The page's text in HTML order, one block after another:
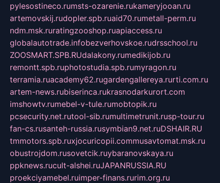
pylesostineco.rumsts-ozarenie.rukameryjooan.ru
artemovskij.rudopler.spb.ruaid70.rumetall-perm.ru
ndm.msk.ruratingzooshop.ruapiaccess.ru
globalautotrade.infobezverhovskoe.rudrsschool.ru
ZOOSMART.SPB.RUdalakony.rumedikijob.ru
remontt.spb.ruphotostudia.spb.rumyragon.ru
terramia.ruacademy62.rugardengallereya.rurti.com.ru
artem-news.rubiserinca.rukrasnodarkurort.com
imshowtv.rumebel-v-tule.rumobtopik.ru
pcsecurity.net.rutool-sib.rumultimetrunit.rusp-tour.ru
fan-cs.rusanteh-russia.rusymbian9.net.ruDSHAIR.RU
tmmotors.spb.ruxjocuricopii.commusavtomat.msk.ru
obustrojdom.rusovetcik.ruybaranovskaya.ru
ppknews.rucult-alshei.ruJAPANRUSSIA.RU
proekciyamebel.ruimper-finans.rurim.org.ru